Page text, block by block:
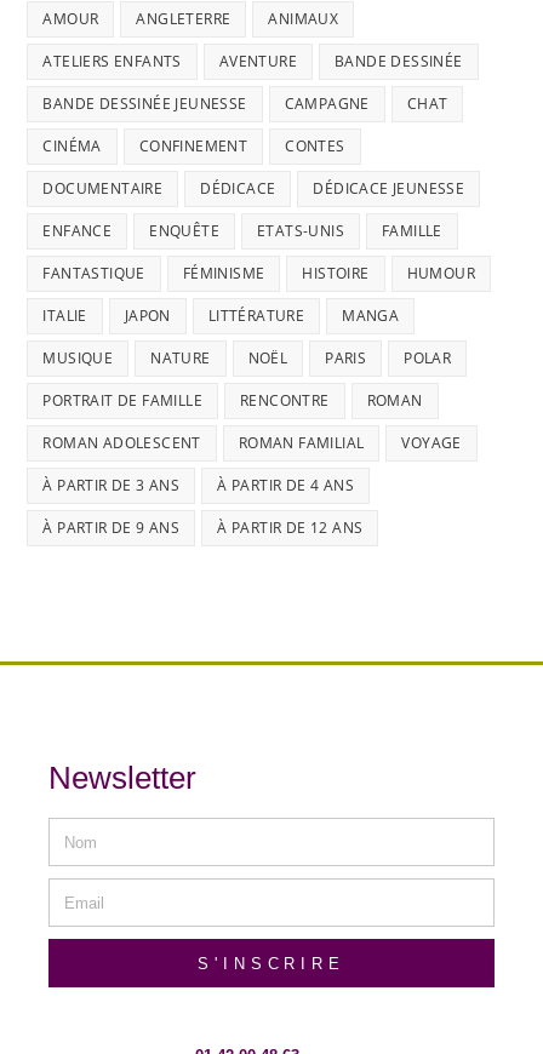
AMOUR ANGLETERRE ANIMAUX
ATELIERS ENFANTS AVENTURE BANDE DESSINÉE
BANDE DESSINÉE JEUNESSE CAMPAGNE CHAT
CINÉMA CONFINEMENT CONTES
DOCUMENTAIRE DÉDICACE DÉDICACE JEUNESSE
ENFANCE ENQUÊTE ETATS-UNIS FAMILLE
FANTASTIQUE FÉMINISME HISTOIRE HUMOUR
ITALIE JAPON LITTÉRATURE MANGA
MUSIQUE NATURE NOËL PARIS POLAR
PORTRAIT DE FAMILLE RENCONTRE ROMAN
ROMAN ADOLESCENT ROMAN FAMILIAL VOYAGE
À PARTIR DE 3 ANS À PARTIR DE 4 ANS
À PARTIR DE 9 ANS À PARTIR DE 12 ANS
Newsletter
S'INSCRIRE